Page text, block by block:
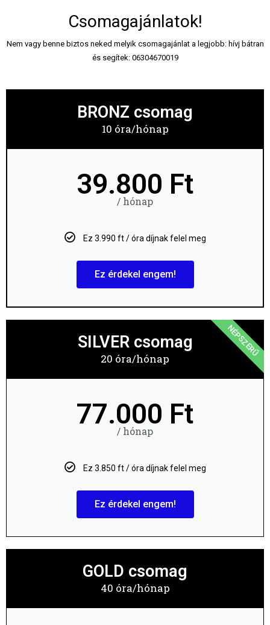
Csomagajánlatok!
Nem vagy benne biztos neked melyik csomagajánlat a legjobb: hívj bátran
és segítek: 06304670019
BRONZ csomag
10 óra/hónap
39.800 Ft
/ hónap
Ez 3.990 ft / óra díjnak felel meg
Ez érdekel engem!
SILVER csomag
20 óra/hónap
77.000 Ft
/ hónap
Ez 3.850 ft / óra díjnak felel meg
Ez érdekel engem!
NÉPSZERŰ
GOLD csomag
40 óra/hónap